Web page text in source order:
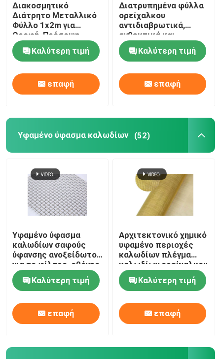
Διακοσμητικό
Διάτρητο Μεταλλικό
Φύλλο 1x2m για
Οροφή, Πρόσοψη,
Διαχωριστικό
Καλύτερη τιμή
επαφή
Διατρυπημένα φύλλα
ορείχαλκου
αντιδιαβρωτικά,
ανθεκτικά και
αισθητικά για την
αρχιτεκτονική και τη
διακόσμηση
Καλύτερη τιμή
επαφή
Υφαμένο ύφασμα καλωδίων (52)
Υφαμένο ύφασμα
καλωδίων σαφούς
ύφανσης ανοξείδωτου
για το φίλτρο, οθόνες
παραθύρων
Καλύτερη τιμή
επαφή
Αρχιτεκτονικό χημικό
υφαμένο περιοχές
καλωδίων πλέγμα
καλωδίων ορείχαλκου
υφασμάτων
διακοσμητικό
Καλύτερη τιμή
επαφή